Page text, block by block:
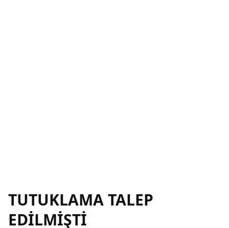
TUTUKLAMA TALEP
EDİLMİŞTİ